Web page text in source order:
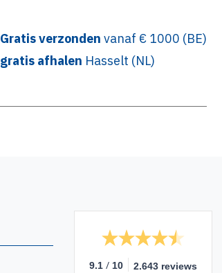
Gratis verzonden vanaf € 1000 (BE)
gratis afhalen Hasselt (NL)
9.1 / 10 2.643 reviews